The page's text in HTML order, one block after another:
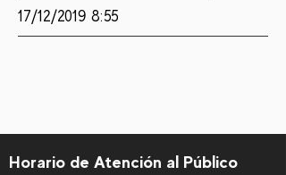
17/12/2019 8:55
Horario de Atención al Público